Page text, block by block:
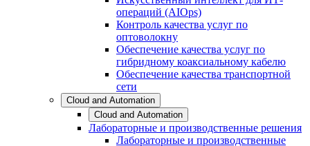
операций (AIOps)
Контроль качества услуг по
оптоволокну
Обеспечение качества услуг по
гибридному коаксиальному кабелю
Обеспечение качества транспортной
сети
Cloud and Automation
Cloud and Automation
Лабораторные и производственные решения
Лабораторные и производственные